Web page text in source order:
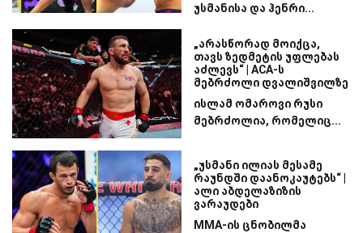
უსმანისა და ჰენრი...
„არასწორად მოიქცა,
თავს ზედმეტის უფლებას
აძლევს“ | ACA-ს
მებრძოლი დვალიშვილზე
ისლამ ომაროვი რუსი
მებრძოლია, რომელიც...
„უსმანი ილიას მესამე
რაუნდში დაანოკაუტებს“ |
ალი აბდელაზიზის
ვარაუდები
MMA-ის ცნობილმა